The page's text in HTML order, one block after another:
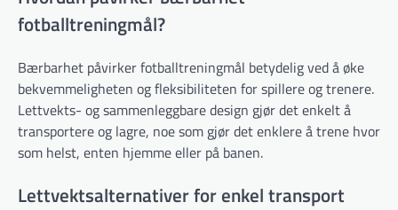
fotballtreningmål?
Bærbarhet påvirker fotballtreningmål betydelig ved å øke
bekvemmeligheten og fleksibiliteten for spillere og trenere.
Lettvekts- og sammenleggbare design gjør det enkelt å
transportere og lagre, noe som gjør det enklere å trene hvor
som helst, enten hjemme eller på banen.
Lettvektsalternativer for enkel transport